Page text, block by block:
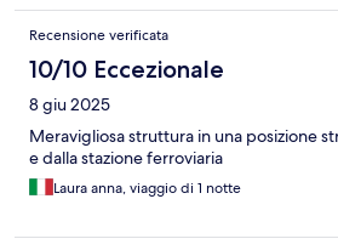
Recensione verificata
10/10 Eccezionale
8 giu 2025
Meravigliosa struttura in una posizione
e dalla stazione ferroviaria
Laura anna, viaggio di 1 notte